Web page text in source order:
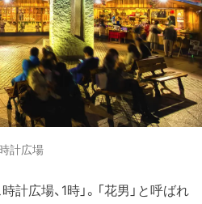
計広場
計広場、1時」。「花男」と呼ばれ